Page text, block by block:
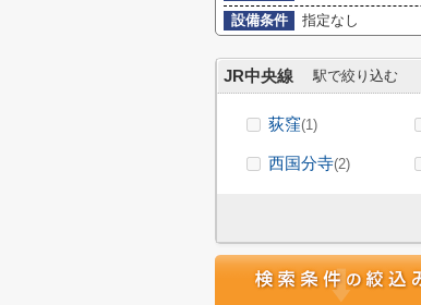
設備条件
指定なし
JR中央線 駅で絞り込む
荻窪(1)
西国分寺(2)